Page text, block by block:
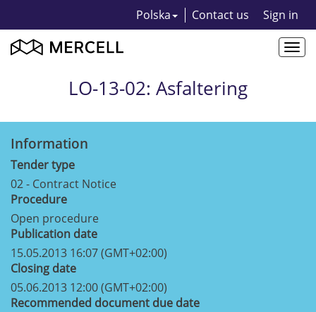
Polska Contact us Sign in
LO-13-02: Asfaltering
Information
Tender type
02 - Contract Notice
Procedure
Open procedure
Publication date
15.05.2013 16:07 (GMT+02:00)
Closing date
05.06.2013 12:00 (GMT+02:00)
Recommended document due date